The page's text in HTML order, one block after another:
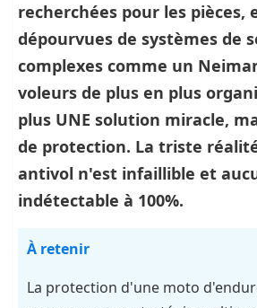
recherchées pour les pièces,
dépourvues de systèmes de
complexes comme un
voleurs de plus en plus
plus UNE solution miracle,
de protection. La triste
antivol n'est infaillible et
indétectable à 100%.
À retenir
La protection d'une moto